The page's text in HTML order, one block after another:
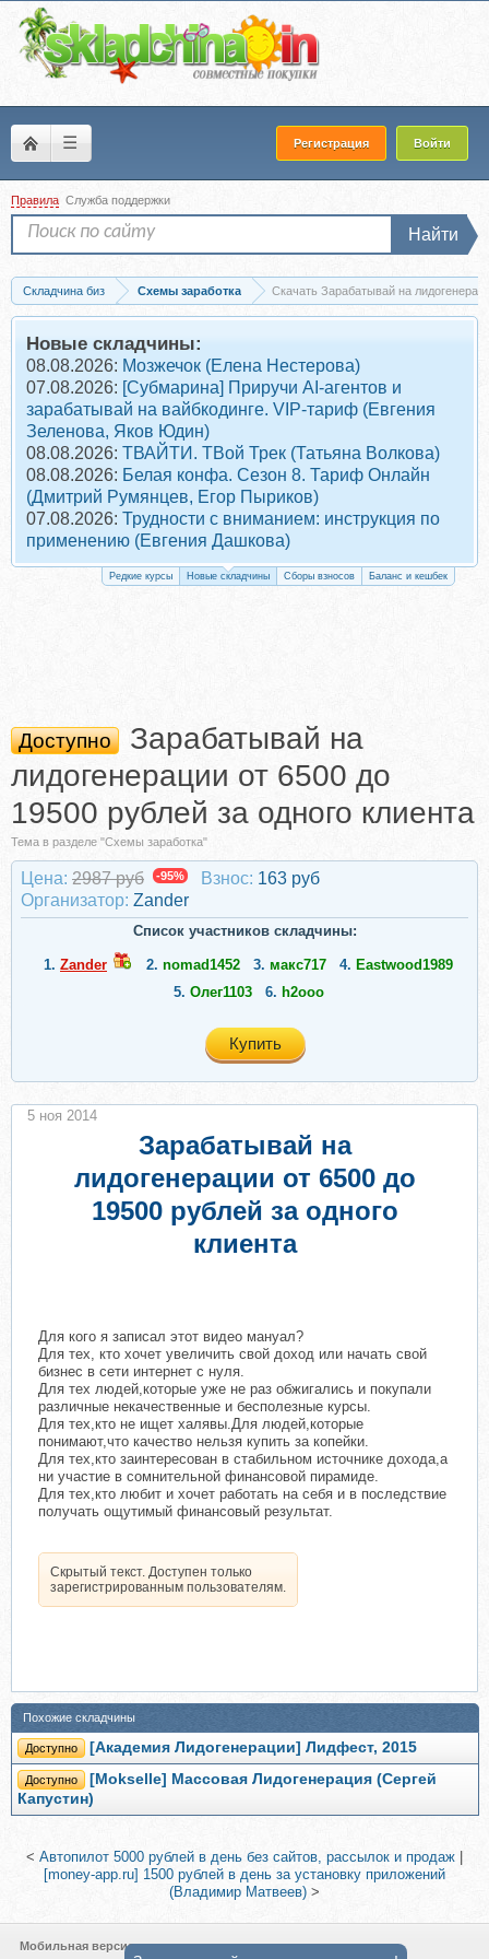
☰ Регистрация Войти
Правила Служба поддержки
Найти
Складчина биз Схемы заработка Скачать Зарабатывай на
Новые складчины:
08.08.2026: Мозжечок (Елена Нестерова)
07.08.2026: [Субмарина] Приручи AI-агентов и
зарабатывай на вайбкодинге. VIP-тариф (Евгения
Зеленова, Яков Юдин)
08.08.2026: ТВАЙТИ. ТВой Трек (Татьяна Волкова)
08.08.2026: Белая конфа. Сезон 8. Тариф Онлайн
(Дмитрий Румянцев, Егор Пыриков)
07.08.2026: Трудности с вниманием: инструкция по
применению (Евгения Дашкова)
Редкие курсы Новые складчины Сборы взносов Баланс и кешбек
Доступно
Зарабатывай на
лидогенерации от 6500 до
19500 рублей за одного клиента
Тема в разделе "Схемы заработка"
Цена: 2987 руб -95% Взнос: 163 руб
Организатор: Zander
Список участников складчины:
1. Zander 2. nomad1452 3. макс717 4. Eastwood1989
5. Олег1103 6. h2ooo
Купить
Зарабатывай на
лидогенерации от 6500 до
19500 рублей за одного
клиента
Для кого я записал этот видео мануал?​
Для тех, кто хочет увеличить свой доход или начать свой
бизнес в сети интернет с нуля.
Для тех людей,которые уже не раз обжигались и покупали
различные некачественные и бесполезные курсы.
Для тех,кто не ищет халявы.Для людей,которые
понимают,что качество нельзя купить за копейки.
Для тех,кто заинтересован в стабильном источнике дохода,а
ни участие в сомнительной финансовой пирамиде.
Для тех,кто любит и хочет работать на себя и в последствие
получать ощутимый финансовый результат.
Скрытый текст. Доступен только
зарегистрированным пользователям.
5 ноя 2014
Похожие складчины
Доступно [Академия Лидогенерации] Лидфест, 2015
Доступно
[Mokselle] Массовая Лидогенерация (Сергей
Капустин)
< Автопилот 5000 рублей в день без сайтов, рассылок и продаж
[money-app.ru] 1500 рублей в день за установку приложений
(Владимир Матвеев) >
Мобильная версия